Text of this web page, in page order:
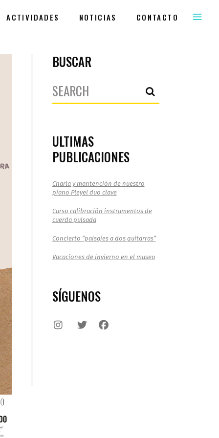
ACTIVIDADES NOTICIAS CONTACTO
BUSCAR
Search
for:
ULTIMAS
PUBLICACIONES
Charla y mantención de nuestro
piano Pleyel duo clave
Curso calibración instrumentos de
cuerda pulsada
Concierto “paisajes a dos guitarras”
Vacaciones de invierno en el museo
SÍGUENOS